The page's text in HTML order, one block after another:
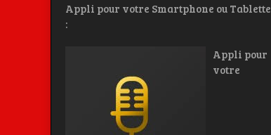
Appli pour votre Smartphone ou Tablette
:
Appli pour
votre